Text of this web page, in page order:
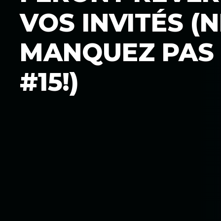
VOS INVITÉS
MANQUEZ PAS
#15!)